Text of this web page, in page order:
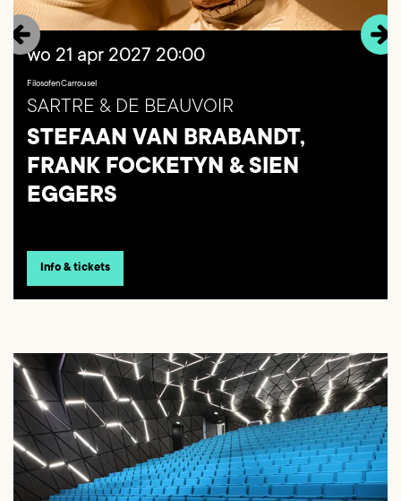
SARTRE & DE BEAUVOIR
STEFAAN VAN BRABANDT,
FRANK FOCKETYN & SIEN
EGGERS
FilosofenCarrousel
wo 21 apr 2027 20:00
Info & tickets